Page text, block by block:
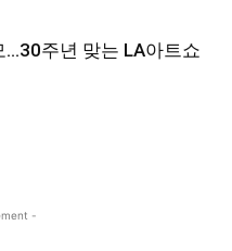
…30주년 맞는 LA아트쇼
-